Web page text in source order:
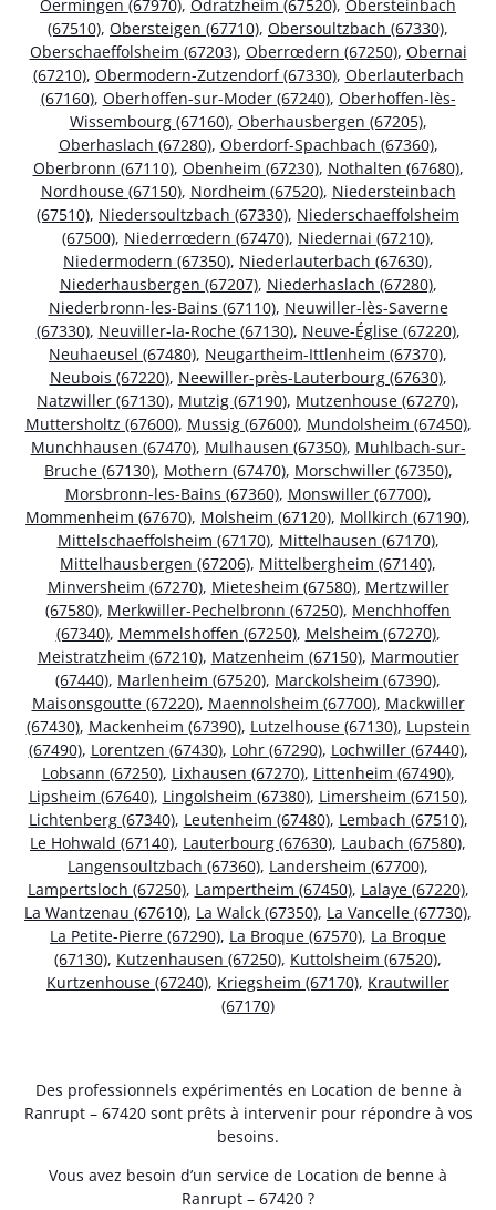
Oermingen (67970), Odratzheim (67520), Obersteinbach
(67510), Obersteigen (67710), Obersoultzbach (67330),
Oberschaeffolsheim (67203), Oberrœdern (67250), Obernai
(67210), Obermodern-Zutzendorf (67330), Oberlauterbach
(67160), Oberhoffen-sur-Moder (67240), Oberhoffen-lès-
Wissembourg (67160), Oberhausbergen (67205),
Oberhaslach (67280), Oberdorf-Spachbach (67360),
Oberbronn (67110), Obenheim (67230), Nothalten (67680),
Nordhouse (67150), Nordheim (67520), Niedersteinbach
(67510), Niedersoultzbach (67330), Niederschaeffolsheim
(67500), Niederrœdern (67470), Niedernai (67210),
Niedermodern (67350), Niederlauterbach (67630),
Niederhausbergen (67207), Niederhaslach (67280),
Niederbronn-les-Bains (67110), Neuwiller-lès-Saverne
(67330), Neuviller-la-Roche (67130), Neuve-Église (67220),
Neuhaeusel (67480), Neugartheim-Ittlenheim (67370),
Neubois (67220), Neewiller-près-Lauterbourg (67630),
Natzwiller (67130), Mutzig (67190), Mutzenhouse (67270),
Muttersholtz (67600), Mussig (67600), Mundolsheim (67450),
Munchhausen (67470), Mulhausen (67350), Muhlbach-sur-
Bruche (67130), Mothern (67470), Morschwiller (67350),
Morsbronn-les-Bains (67360), Monswiller (67700),
Mommenheim (67670), Molsheim (67120), Mollkirch (67190),
Mittelschaeffolsheim (67170), Mittelhausen (67170),
Mittelhausbergen (67206), Mittelbergheim (67140),
Minversheim (67270), Mietesheim (67580), Mertzwiller
(67580), Merkwiller-Pechelbronn (67250), Menchhoffen
(67340), Memmelshoffen (67250), Melsheim (67270),
Meistratzheim (67210), Matzenheim (67150), Marmoutier
(67440), Marlenheim (67520), Marckolsheim (67390),
Maisonsgoutte (67220), Maennolsheim (67700), Mackwiller
(67430), Mackenheim (67390), Lutzelhouse (67130), Lupstein
(67490), Lorentzen (67430), Lohr (67290), Lochwiller (67440),
Lobsann (67250), Lixhausen (67270), Littenheim (67490),
Lipsheim (67640), Lingolsheim (67380), Limersheim (67150),
Lichtenberg (67340), Leutenheim (67480), Lembach (67510),
Le Hohwald (67140), Lauterbourg (67630), Laubach (67580),
Langensoultzbach (67360), Landersheim (67700),
Lampertsloch (67250), Lampertheim (67450), Lalaye (67220),
La Wantzenau (67610), La Walck (67350), La Vancelle (67730),
La Petite-Pierre (67290), La Broque (67570), La Broque
(67130), Kutzenhausen (67250), Kuttolsheim (67520),
Kurtzenhouse (67240), Kriegsheim (67170), Krautwiller
(67170)
Des professionnels expérimentés en Location de benne à
Ranrupt – 67420 sont prêts à intervenir pour répondre à vos
besoins.
Vous avez besoin d’un service de Location de benne à
Ranrupt – 67420 ?